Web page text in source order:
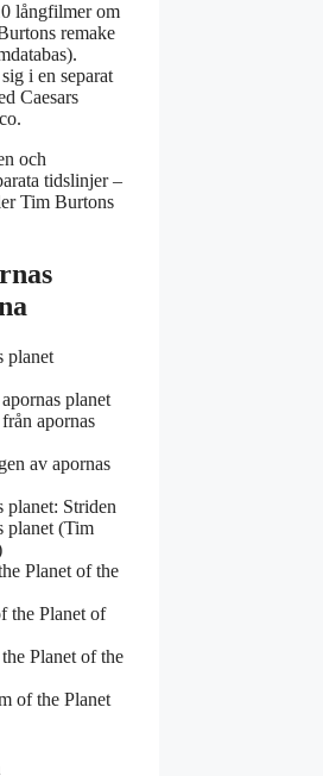
långfilmer om
remake
i en separat
Caesars
och
tidslinjer –
Tim Burtons
planet
planet
apornas
av apornas
planet: Striden
planet (Tim
Planet of the
the Planet of
Planet of the
of the Planet